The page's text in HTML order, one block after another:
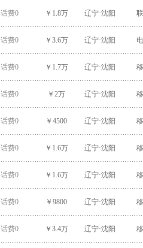
话费0 ￥1.8万 辽宁·沈阳
话费0 ￥3.6万 辽宁·沈阳
话费0 ￥1.7万 辽宁·沈阳
话费0 ￥2万 辽宁·沈阳
话费0 ￥4500 辽宁·沈阳
话费0 ￥1.6万 辽宁·沈阳
话费0 ￥1.6万 辽宁·沈阳
话费0 ￥9800 辽宁·沈阳
话费0 ￥3.4万 辽宁·沈阳